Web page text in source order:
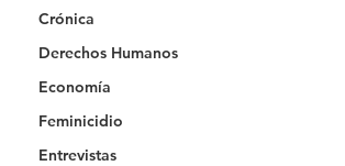
Crónica
Derechos Humanos
Economía
Feminicidio
Entrevistas